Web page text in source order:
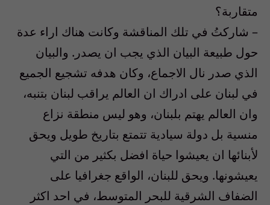
متقاربة؟
– شاركتُ في تلك المناقشة وكانت هناك اراء عدة
حول طبيعة البيان الذي يجب ان يصدر. والبيان
الذي صدر نال الاجماع، وكان هدفه تشجيع الجميع
في لبنان على ادراك ان العالم يراقب لبنان بتنبه،
وان العالم يهتم بلبنان، وهو ليس منطقة نزاع
منسية بل دولة سيادية تتمتع بتاريخ طويل ويحق
لأبنائها ان يعيشوا حياة افضل بكثير من التي
يعيشونها. ويحق للبنان، الواقع جغرافيا على
الضفاف الشرقية للبحر المتوسط، في احد اكثر